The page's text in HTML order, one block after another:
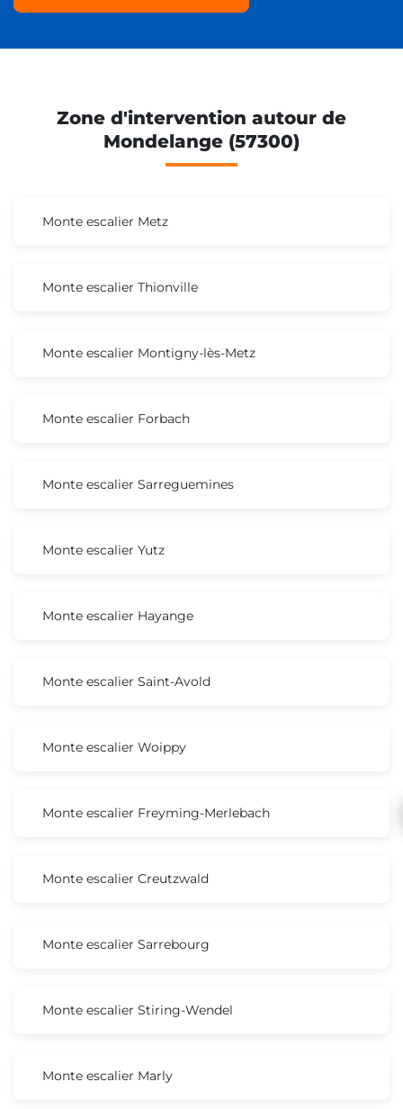
Zone d'intervention autour de
Mondelange (57300)
Monte escalier Metz
Monte escalier Thionville
Monte escalier Montigny-lès-Metz
Monte escalier Forbach
Monte escalier Sarreguemines
Monte escalier Yutz
Monte escalier Hayange
Monte escalier Saint-Avold
Monte escalier Woippy
Monte escalier Freyming-Merlebach
Monte escalier Creutzwald
Monte escalier Sarrebourg
Monte escalier Stiring-Wendel
Monte escalier Marly